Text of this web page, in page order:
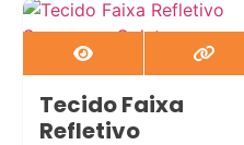
Tecido Faixa
Refletivo